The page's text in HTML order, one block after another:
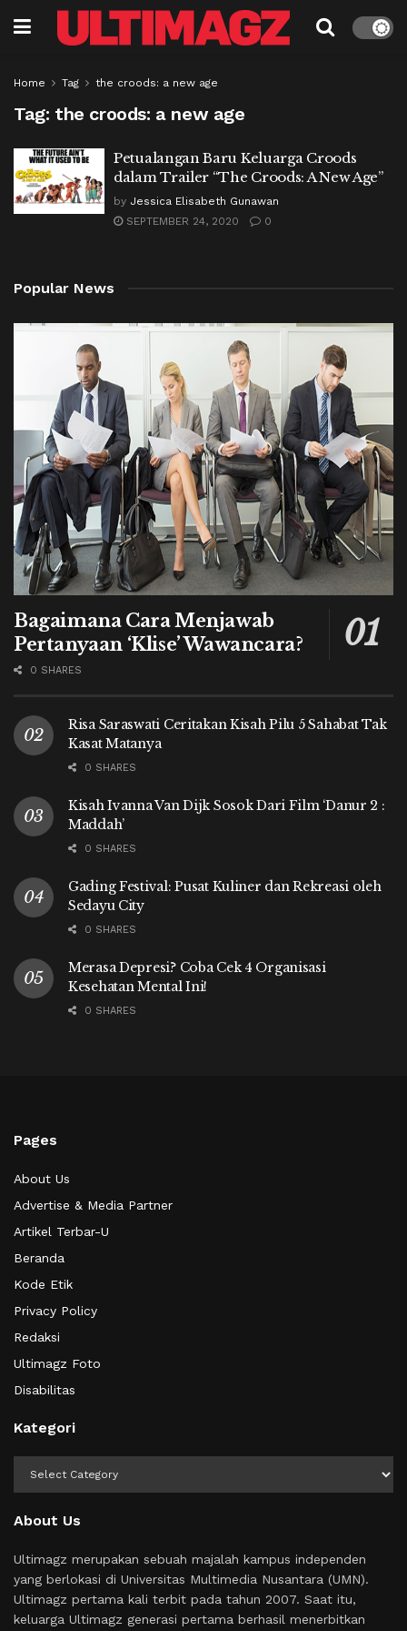
Home Tag the croods: a new age
Tag: the croods: a new age
Petualangan Baru Keluarga Croods
dalam Trailer “The Croods: A New Age”
by Jessica Elisabeth Gunawan
SEPTEMBER 24, 2020
0
Popular News
Bagaimana Cara Menjawab
Pertanyaan ‘Klise’ Wawancara?
0 SHARES
Risa Saraswati Ceritakan Kisah Pilu 5 Sahabat Tak
Kasat Matanya
0 SHARES
Kisah Ivanna Van Dijk Sosok Dari Film ‘Danur 2 :
Maddah’
0 SHARES
Gading Festival: Pusat Kuliner dan Rekreasi oleh
Sedayu City
0 SHARES
Merasa Depresi? Coba Cek 4 Organisasi
Kesehatan Mental Ini!
0 SHARES
Pages
About Us
Advertise & Media Partner
Artikel Terbar-U
Beranda
Kode Etik
Privacy Policy
Redaksi
Ultimagz Foto
Disabilitas
Kategori
About Us
Ultimagz merupakan sebuah majalah kampus independen
yang berlokasi di Universitas Multimedia Nusantara (UMN).
Ultimagz pertama kali terbit pada tahun 2007. Saat itu,
keluarga Ultimagz generasi pertama berhasil menerbitkan